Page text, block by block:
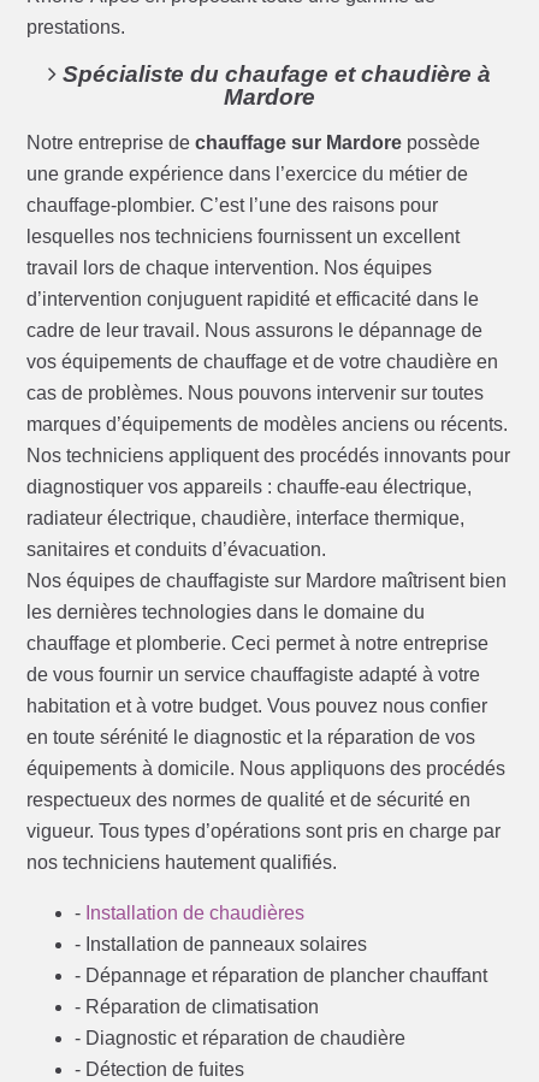
prestations.
Spécialiste du chaufage et chaudière à
Mardore
Notre entreprise dechauffage sur Mardore possède
une grande expérience dans l’exercice du métier de
chauffage-plombier. C’est l’une des raisons pour
lesquelles nos techniciens fournissent un excellent
travail lors de chaque intervention. Nos équipes
d’intervention conjuguent rapidité et efficacité dans le
cadre de leur travail. Nous assurons le dépannage de
vos équipements de chauffage et de votre chaudière en
cas de problèmes. Nous pouvons intervenir sur toutes
marques d’équipements de modèles anciens ou récents.
Nos techniciens appliquent des procédés innovants pour
diagnostiquer vos appareils : chauffe-eau électrique,
radiateur électrique, chaudière, interface thermique,
sanitaires et conduits d’évacuation.
Nos équipes de chauffagiste sur Mardore maîtrisent bien
les dernières technologies dans le domaine du
chauffage et plomberie. Ceci permet à notre entreprise
de vous fournir un service chauffagiste adapté à votre
habitation et à votre budget. Vous pouvez nous confier
en toute sérénité le diagnostic et la réparation de vos
équipements à domicile. Nous appliquons des procédés
respectueux des normes de qualité et de sécurité en
vigueur. Tous types d’opérations sont pris en charge par
nos techniciens hautement qualifiés.
- Installation de chaudières
- Installation de panneaux solaires
- Dépannage et réparation de plancher chauffant
- Réparation de climatisation
- Diagnostic et réparation de chaudière
- Détection de fuites